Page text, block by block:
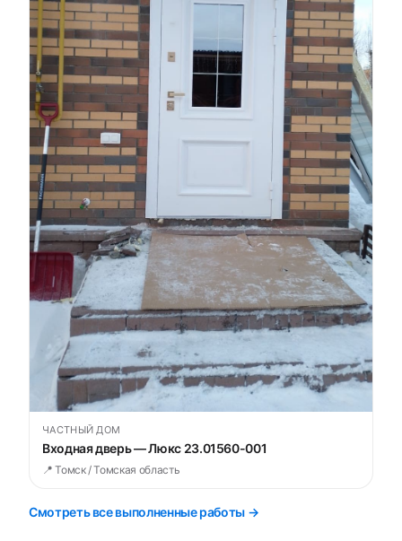
ЧАСТНЫЙ ДОМ
Входная дверь — Люкс 23.01560-001
📍 Томск / Томская область
Смотреть все выполненные работы →